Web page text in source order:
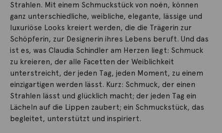
Strahlen. Mit einem Schmuckstück von noën, können
ganz unterschiedliche, weibliche, elegante, lässige und
luxuriöse Looks kreiert werden, die die Trägerin zur
Schöpferin, zur Designerin ihres Lebens beruft. Und das
ist es, was Claudia Schindler am Herzen liegt: Schmuck
zu kreieren, der alle Facetten der Weiblichkeit
unterstreicht, der jeden Tag, jeden Moment, zu einem
einzigartigen werden lässt. Kurz: Schmuck, der einen
Strahlen lässt und glücklich macht; der jeden Tag ein
Lächeln auf die Lippen zaubert; ein Schmuckstück, das
begleitet, unterstützt und inspiriert.